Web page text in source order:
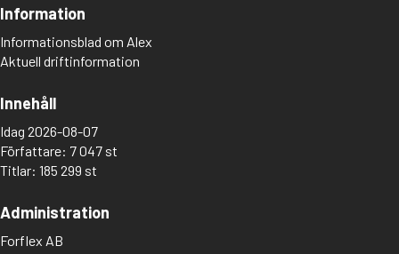
Information
Informationsblad om Alex
Aktuell driftinformation
Innehåll
Idag 2026-08-07
Författare: 7 047 st
Titlar: 185 299 st
Administration
Forflex AB